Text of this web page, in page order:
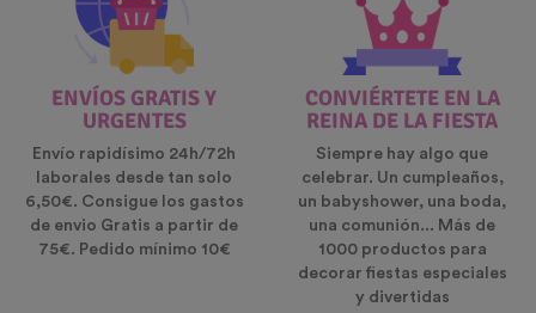
ENVÍOS GRATIS Y
URGENTES
Envío rapidísimo 24h/72h
laborales desde tan solo
6,50€. Consigue los gastos
de envio Gratis a partir de
75€. Pedido mínimo 10€
CONVIÉRTETE EN LA
REINA DE LA FIESTA
Siempre hay algo que
celebrar. Un cumpleaños,
un babyshower, una boda,
una comunión... Más de
1000 productos para
decorar fiestas especiales
y divertidas